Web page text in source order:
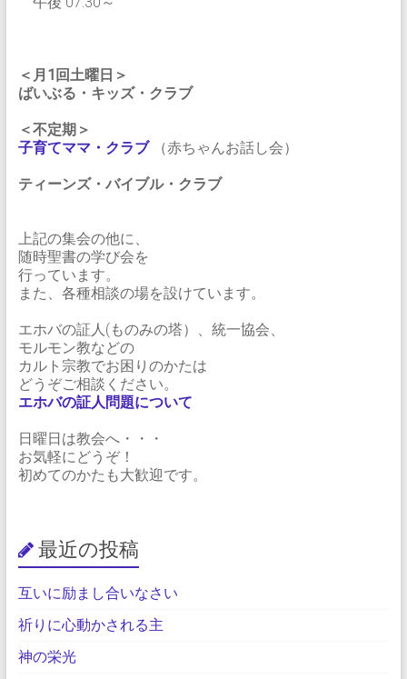
＜月1回土曜日＞
ばいぶる・キッズ・クラブ
＜不定期＞
子育てママ・クラブ（赤ちゃんお話し会）
ティーンズ・バイブル・クラブ
上記の集会の他に、
随時聖書の学び会を
行っています。
また、各種相談の場を設けています。
エホバの証人(ものみの塔）、統一協会、
モルモン教などの
カルト宗教でお困りのかたは
どうぞご相談ください。
エホバの証人問題について
日曜日は教会へ・・・
お気軽にどうぞ！
初めてのかたも大歓迎です。
最近の投稿
互いに励まし合いなさい
祈りに心動かされる主
神の栄光